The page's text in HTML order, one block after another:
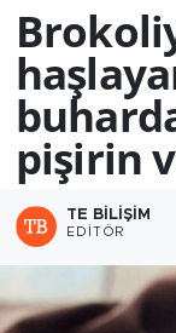
pişirin
TE BILIŞIM
EDITÖR
Güncel
İş ve
Moda-
Sağlık
Sağlık
Trafik
Tüm
Son
Haber